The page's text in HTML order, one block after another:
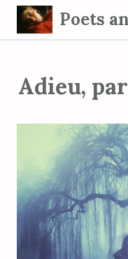
Poets
Adieu,